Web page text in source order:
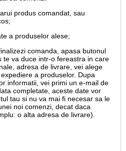
produs comandat, sau
a produselor alese;
comanda, apasa butonul
te va duce intr-o fereastra in care
adresa de livrare, vei alege
a produselor. Dupa
informatii, vei primi un e-mail de
completate, aceste date vor
tau si nu va mai fi necesar sa le
noi comenzi, decat daca
o alta adresa de livrare).